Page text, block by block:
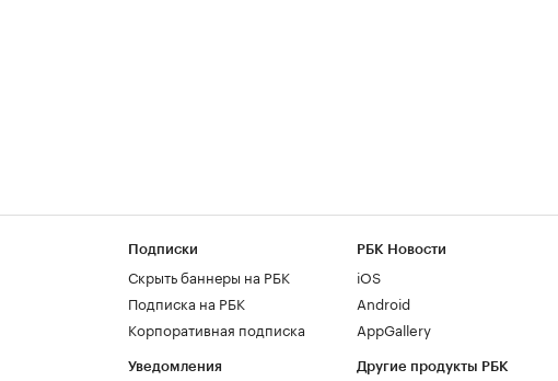
Подписки
Скрыть баннеры на РБК
Подписка на РБК
Корпоративная подписка
Уведомления
РБК Новости
iOS
Android
AppGallery
Другие продукты РБК